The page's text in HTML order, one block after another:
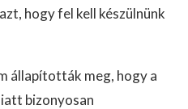
hogy fel kell készülnünk
állapították meg, hogy a
bizonyosan